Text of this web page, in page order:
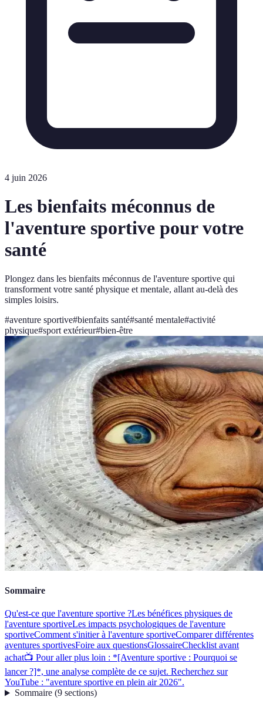
4 juin 2026
Les bienfaits méconnus de
l'aventure sportive pour votre
santé
Plongez dans les bienfaits méconnus de l'aventure sportive qui
transforment votre santé physique et mentale, allant au-delà des
simples loisirs.
#aventure sportive#bienfaits santé#santé mentale#activité
physique#sport extérieur#bien-être
Sommaire
Qu'est-ce que l'aventure sportive ?Les bénéfices physiques de
l'aventure sportiveLes impacts psychologiques de l'aventure
sportiveComment s'initier à l'aventure sportiveComparer différentes
aventures sportivesFoire aux questionsGlossaireChecklist avant
achat📺 Pour aller plus loin : *[Aventure sportive : Pourquoi se
lancer ?]*, une analyse complète de ce sujet. Recherchez sur
YouTube : "aventure sportive en plein air 2026".
Sommaire(9 sections)